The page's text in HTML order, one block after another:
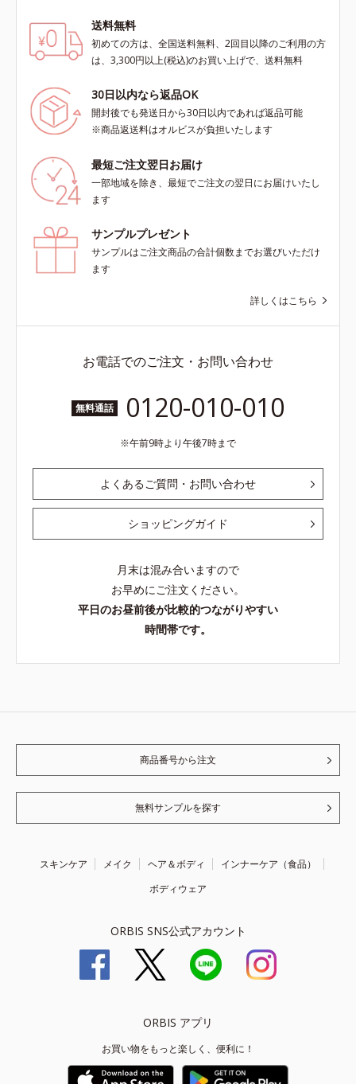
送料無料
初めての方は、全国送料無料、2回目以降のご利用の方
は、3,300円以上(税込)のお買い上げで、送料無料
30日以内なら返品OK
開封後でも発送日から30日以内であれば返品可能
※商品返送料はオルビスが負担いたします
最短ご注文翌日お届け
一部地域を除き、最短でご注文の翌日にお届けいたし
ます
サンプルプレゼント
サンプルはご注文商品の合計個数までお選びいただけ
ます
詳しくはこちら
お電話でのご注文・お問い合わせ
無料通話 0120-010-010
午前9時より午後7時まで
よくあるご質問・お問い合わせ
ショッピングガイド
月末は混み合いますので
お早めにご注文ください。
平日のお昼前後が比較的つながりやすい
時間帯です。
商品番号から注文
無料サンプルを探す
スキンケア メイク ヘア＆ボディ
インナーケア（食品）
ボディウェア
ORBIS SNS公式アカウント
ORBIS アプリ
お買い物をもっと楽しく、便利に！